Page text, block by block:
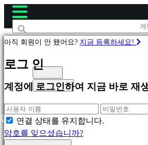
게
임
피
처
링
새
로그 인
등록하세요
아직 회원이 안 됐어요? 지금 등록하세요!
로그 인
계정에 로그인하여 지금 바로 재
연결 상태를 유지합니다.
암호를 잊으셨습니까?